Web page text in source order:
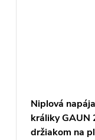
Niplová
králiky GAUN
držiakom na